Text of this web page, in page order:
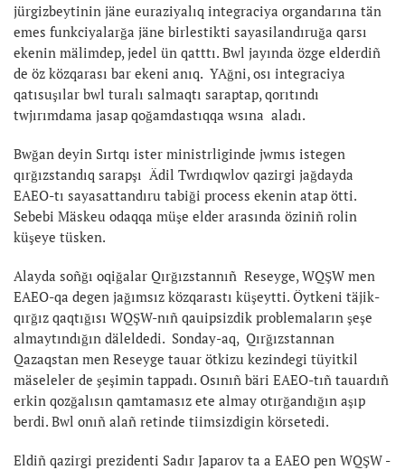
jürgizbeytinin jäne euraziyalıq integraciya organdarına tän
emes funkciyalarğa jäne birlestikti sayasilandıruğa qarsı
ekenin mälimdep, jedel ün qatttı. Bwl jayında özge elderdiñ
de öz közqarası bar ekeni anıq. YAğni, osı integraciya
qatısuşılar bwl turalı salmaqtı saraptap, qorıtındı
twjırımdama jasap qoğamdastıqqa wsına aladı.
Bwğan deyin Sırtqı ister ministrliginde jwmıs istegen
qırğızstandıq sarapşı Ädil Twrdıqwlov qazirgi jağdayda
EAEO-tı sayasattandıru tabiği process ekenin atap ötti.
Sebebi Mäskeu odaqqa müşe elder arasında öziniñ rolin
küşeye tüsken.
Alayda soñğı oqiğalar Qırğızstannıñ Reseyge, WQŞW men
EAEO-qa degen jağımsız közqarastı küşeytti. Öytkeni täjik-
qırğız qaqtığısı WQŞW-nıñ qauipsizdik problemaların şeşe
almaytındığın däleldedi. Sonday-aq, Qırğızstannan
Qazaqstan men Reseyge tauar ötkizu kezindegi tüyitkil
mäseleler de şeşimin tappadı. Osınıñ bäri EAEO-tıñ tauardıñ
erkin qozğalısın qamtamasız ete almay otırğandığın aşıp
berdi. Bwl onıñ alañ retinde tiimsizdigin körsetedi.
Eldiñ qazirgi prezidenti Sadır Japarov ta a EAEO pen WQŞW -